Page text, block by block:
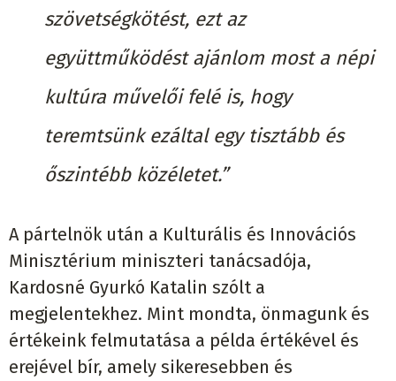
szövetségkötést, ezt az
együttműködést ajánlom most a népi
kultúra művelői felé is, hogy
teremtsünk ezáltal egy tisztább és
őszintébb közéletet.”
A pártelnök után a Kulturális és Innovációs
Minisztérium miniszteri tanácsadója,
Kardosné Gyurkó Katalin szólt a
megjelentekhez. Mint mondta, önmagunk és
értékeink felmutatása a példa értékével és
erejével bír, amely sikeresebben és